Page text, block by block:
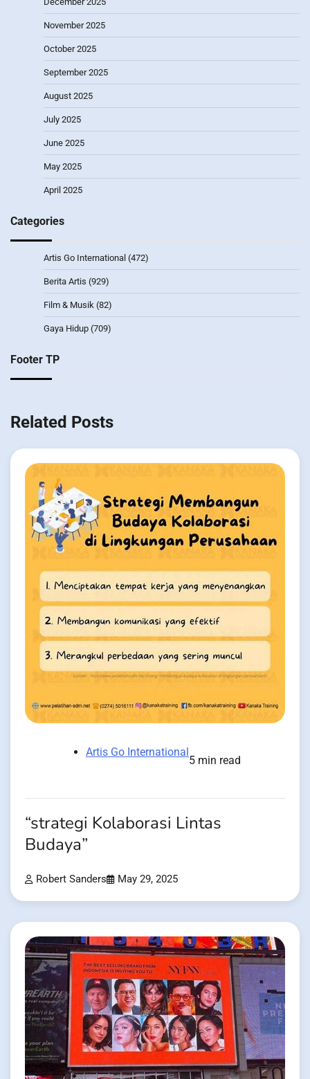
November 2025
October 2025
September 2025
August 2025
July 2025
June 2025
May 2025
April 2025
Categories
Artis Go International (472)
Berita Artis (929)
Film & Musik (82)
Gaya Hidup (709)
Footer TP
Related Posts
Artis Go International
5 min read
“strategi Kolaborasi Lintas
Budaya”
Robert Sanders May 29, 2025